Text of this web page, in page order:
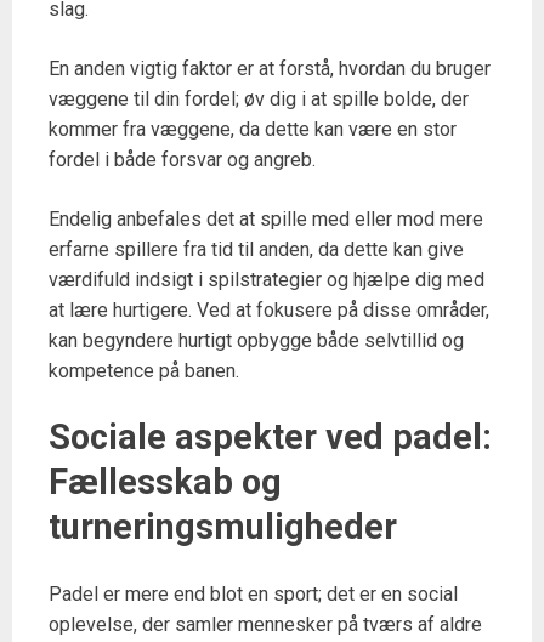
slag.
En anden vigtig faktor er at forstå, hvordan du bruger
væggene til din fordel; øv dig i at spille bolde, der
kommer fra væggene, da dette kan være en stor
fordel i både forsvar og angreb.
Endelig anbefales det at spille med eller mod mere
erfarne spillere fra tid til anden, da dette kan give
værdifuld indsigt i spilstrategier og hjælpe dig med
at lære hurtigere. Ved at fokusere på disse områder,
kan begyndere hurtigt opbygge både selvtillid og
kompetence på banen.
Sociale aspekter ved padel:
Fællesskab og
turneringsmuligheder
Padel er mere end blot en sport; det er en social
oplevelse, der samler mennesker på tværs af aldre